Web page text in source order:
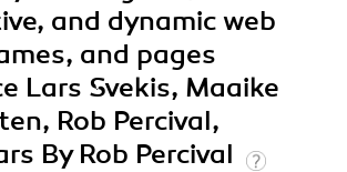
and dynamic web
and pages
Lars Svekis, Maaike
Rob Percival,
By Rob Percival